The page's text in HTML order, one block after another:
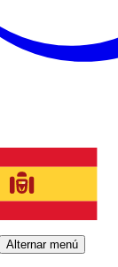
Alternar menú